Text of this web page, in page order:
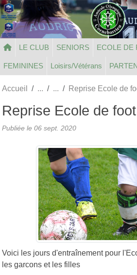
LE CLUB SENIORS ECOLE DE
FEMININES Loisirs/Vétérans
Accueil Reprise Ecole de
Reprise Ecole de foot
Publiée le 06 sept. 2020
Voici les jours d'entraînement pour
les garcons et les filles
Panneau de gestion des cookies